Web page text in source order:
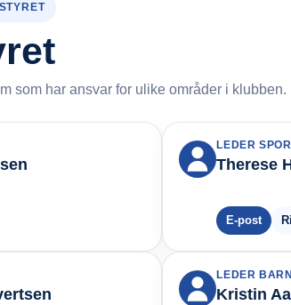
som har ansvar for ulike områder i klubben.
LEDER
Therese
E-post
LEDER
Kristin